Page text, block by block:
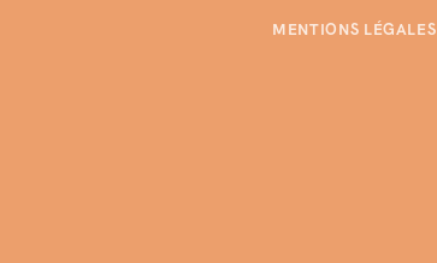
MENTIONS LÉGALES